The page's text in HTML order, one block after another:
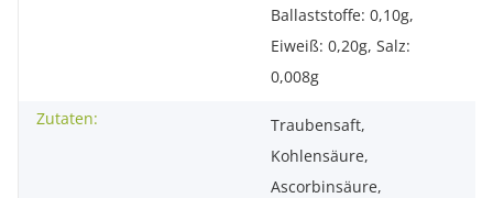
Ballaststoffe: 0,10g,
Eiweiß: 0,20g, Salz:
0,008g
Zutaten:
Traubensaft,
Kohlensäure,
Ascorbinsäure,